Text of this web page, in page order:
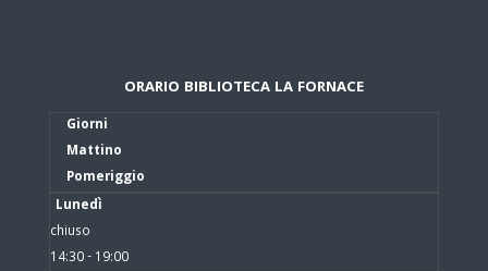
ORARIO BIBLIOTECA LA FORNACE
Giorni
Mattino
Pomeriggio
Lunedì
chiuso
14:30 - 19:00